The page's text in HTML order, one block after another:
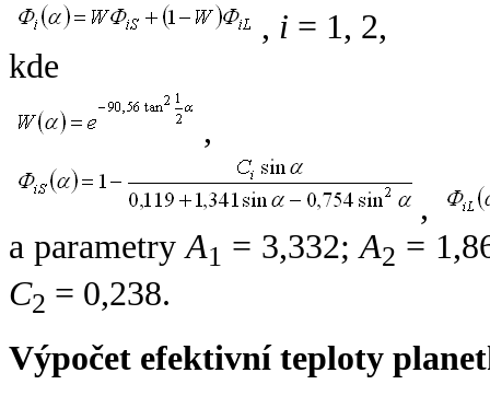
, i = 1, 2,
kde
,
,
a parametryA1 = 3,332;A2 =
C2 = 0,238.
Výpočet efektivní teploty